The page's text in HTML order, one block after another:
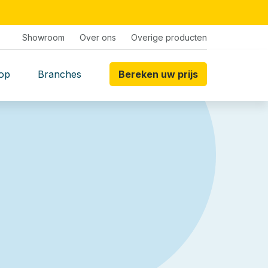
Showroom Over ons Overige producten
Branches Bereken uw prijs